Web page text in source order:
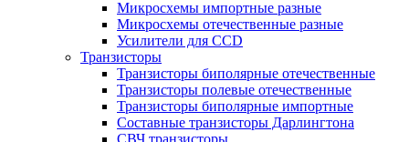
Микросхемы импортные разные
Микросхемы отечественные разные
Усилители для CCD
Транзисторы
Транзисторы биполярные отечественные
Транзисторы полевые отечественные
Транзисторы биполярные импортные
Составные транзисторы Дарлингтона
СВЧ транзисторы